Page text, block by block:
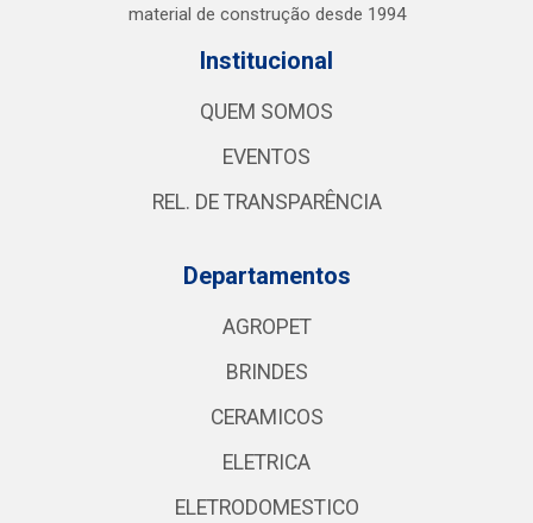
material de construção desde 1994
Institucional
QUEM SOMOS
EVENTOS
REL. DE TRANSPARÊNCIA
Departamentos
AGROPET
BRINDES
CERAMICOS
ELETRICA
ELETRODOMESTICO